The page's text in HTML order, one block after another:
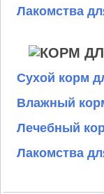
Лакомства
Сухой корм
Влажный
Лечебный
Лакомства